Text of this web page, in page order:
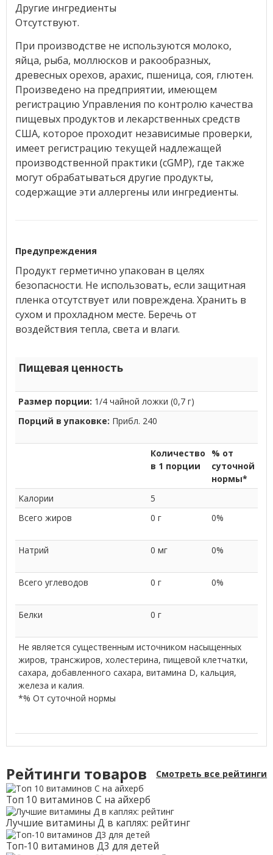
Другие ингредиенты
Отсутствуют.
При производстве не используются молоко,
яйца, рыба, моллюсков и ракообразных,
древесных орехов, арахис, пшеница, соя, глютен.
Произведено на предприятии, имеющем
регистрацию Управления по контролю качества
пищевых продуктов и лекарственных средств
США, которое проходит независимые проверки,
имеет регистрацию текущей надлежащей
производственной практики (cGMP), где также
могут обрабатываться другие продукты,
содержащие эти аллергены или ингредиенты.
Предупреждения
Продукт герметично упакован в целях
безопасности. Не использовать, если защитная
пленка отсутствует или повреждена. Хранить в
сухом и прохладном месте. Беречь от
воздействия тепла, света и влаги.
Пищевая ценность
Размер порции: 1/4 чайной ложки (0,7 г)
Порций в упаковке: Прибл. 240
Количество
в 1 порции
% от
суточной
нормы*
Калории
5
Всего жиров
0 г 0%
Натрий 0 мг 0%
Всего углеводов 0 г 0%
Белки 0 г
Не является существенным источником насыщенных
жиров, трансжиров, холестерина, пищевой клетчатки,
сахара, добавленного сахара, витамина D, кальция,
железа и калия.
*% От суточной нормы
Рейтинги товаров Смотреть все рейтинги
Топ 10 витаминов С на айхерб
Лучшие витамины Д в каплях: рейтинг
Топ-10 витаминов Д3 для детей